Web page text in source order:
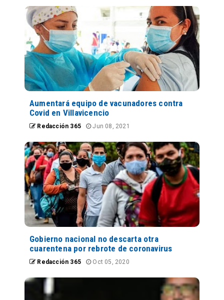
Aumentará equipo de vacunadores contra
Covid en Villavicencio
Redacción 365 Jun 08, 2021
Gobierno nacional no descarta otra
cuarentena por rebrote de coronavirus
Redacción 365 Oct 05, 2020